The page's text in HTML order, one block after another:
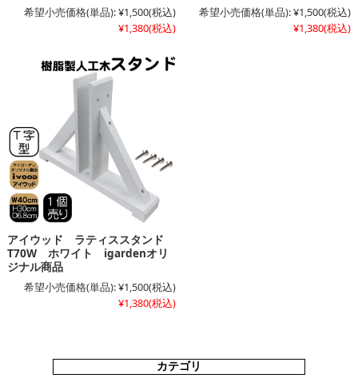
希望小売価格(単品):¥1,500(税込)
¥1,380(税込)
希望小売価格(単品):¥1,500(税込)
¥1,380(税込)
アイウッド ラティススタンド
T70W ホワイト igardenオリ
ジナル商品
希望小売価格(単品):¥1,500(税込)
¥1,380(税込)